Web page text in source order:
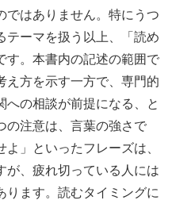
ではありません。特にうつ
テーマを扱う以上、「読め
す。本書内の記述の範囲で
え方を示す一方で、専門的
への相談が前提になる、と
の注意は、言葉の強さで
」といったフレーズは、
が、疲れ切っている人には
ります。読むタイミングに